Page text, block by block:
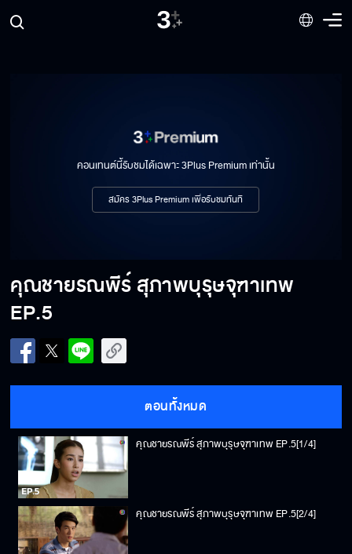
คอนเทนต์นี้รับชมได้เฉพาะ 3Plus Premium เท่านั้น
สมัคร 3Plus Premium เพื่อรับชมทันที
คุณชายรณพีร์ สุภาพบุรุษจุฑาเทพ
EP.5
ตอนทั้งหมด
คุณชายรณพีร์ สุภาพบุรุษจุฑาเทพ EP.5[1/4]
คุณชายรณพีร์ สุภาพบุรุษจุฑาเทพ EP.5[2/4]